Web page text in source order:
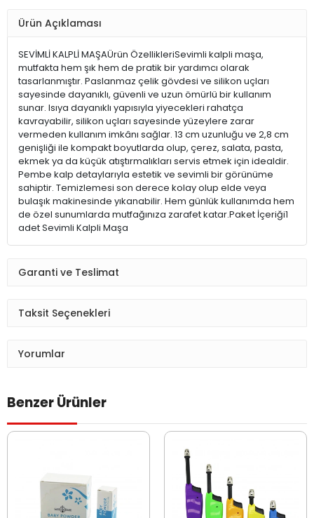
Ürün Açıklaması
SEVİMLİ KALPLİ MAŞAÜrün ÖzellikleriSevimli kalpli maşa,
mutfakta hem şık hem de pratik bir yardımcı olarak
tasarlanmıştır. Paslanmaz çelik gövdesi ve silikon uçları
sayesinde dayanıklı, güvenli ve uzun ömürlü bir kullanım
sunar. Isıya dayanıklı yapısıyla yiyecekleri rahatça
kavrayabilir, silikon uçları sayesinde yüzeylere zarar
vermeden kullanım imkânı sağlar. 13 cm uzunluğu ve 2,8 cm
genişliği ile kompakt boyutlarda olup, çerez, salata, pasta,
ekmek ya da küçük atıştırmalıkları servis etmek için idealdir.
Pembe kalp detaylarıyla estetik ve sevimli bir görünüme
sahiptir. Temizlemesi son derece kolay olup elde veya
bulaşık makinesinde yıkanabilir. Hem günlük kullanımda hem
de özel sunumlarda mutfağınıza zarafet katar.Paket İçeriği1
adet Sevimli Kalpli Maşa
Garanti ve Teslimat
Taksit Seçenekleri
Yorumlar
Benzer Ürünler